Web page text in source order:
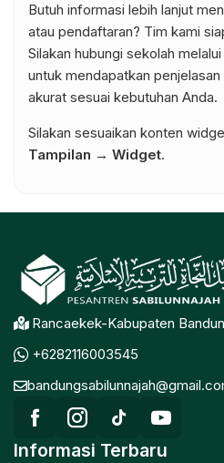
Butuh informasi lebih lanjut
atau pendaftaran? Tim kami
Silakan hubungi sekolah
untuk mendapatkan
akurat sesuai kebutuhan Anda.
Silakan sesuaikan konten
Tampilan → Widget.
Rancaekek-Kabupaten
+6282116003545
Informasi Terbaru